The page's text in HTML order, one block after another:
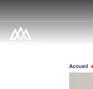
contenu
principal
FILAccueil